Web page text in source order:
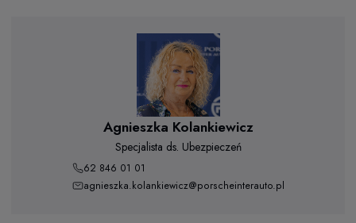
Agnieszka Kolankiewicz
Specjalista ds. Ubezpieczeń
62 846 01 01
agnieszka.kolankiewicz@porscheinterauto.pl